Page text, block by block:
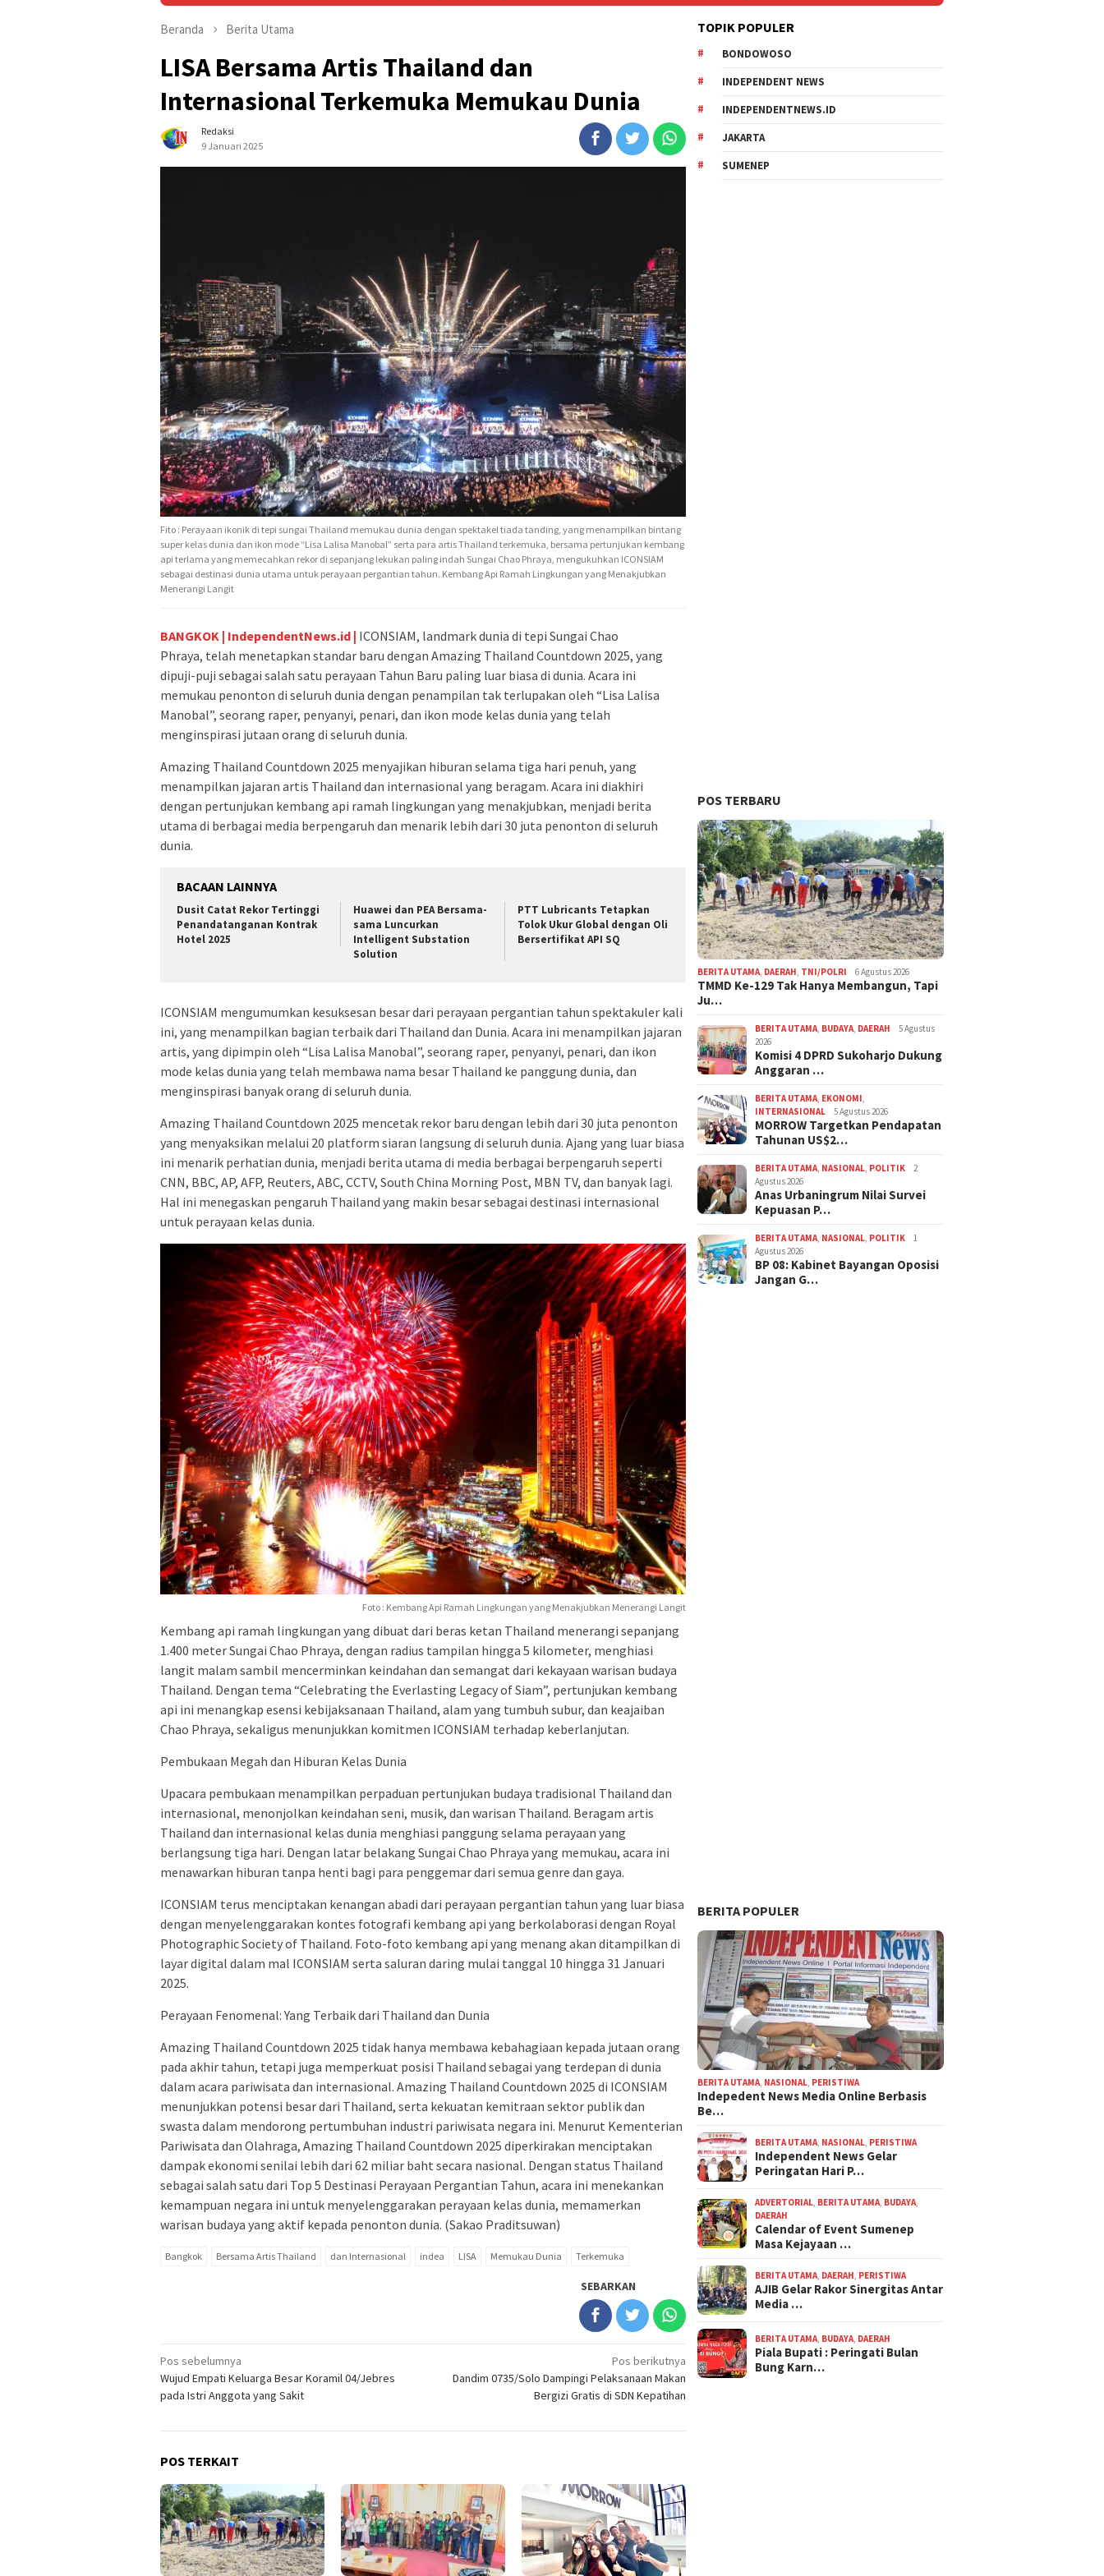
Beranda Berita Utama
LISA Bersama Artis Thailand dan
Internasional Terkemuka Memukau Dunia
Redaksi
9 Januari 2025
Fito : Perayaan ikonik di tepi sungai Thailand memukau dunia dengan spektakel tiada tanding, yang menampilkan bintang
super kelas dunia dan ikon mode “Lisa Lalisa Manobal” serta para artis Thailand terkemuka, bersama pertunjukan kembang
api terlama yang memecahkan rekor di sepanjang lekukan paling indah Sungai Chao Phraya, mengukuhkan ICONSIAM
sebagai destinasi dunia utama untuk perayaan pergantian tahun. Kembang Api Ramah Lingkungan yang Menakjubkan
Menerangi Langit
BANGKOK | IndependentNews.id | ICONSIAM, landmark dunia di tepi Sungai Chao
Phraya, telah menetapkan standar baru dengan Amazing Thailand Countdown 2025, yang
dipuji-puji sebagai salah satu perayaan Tahun Baru paling luar biasa di dunia. Acara ini
memukau penonton di seluruh dunia dengan penampilan tak terlupakan oleh “Lisa Lalisa
Manobal”, seorang raper, penyanyi, penari, dan ikon mode kelas dunia yang telah
menginspirasi jutaan orang di seluruh dunia.
Amazing Thailand Countdown 2025 menyajikan hiburan selama tiga hari penuh, yang
menampilkan jajaran artis Thailand dan internasional yang beragam. Acara ini diakhiri
dengan pertunjukan kembang api ramah lingkungan yang menakjubkan, menjadi berita
utama di berbagai media berpengaruh dan menarik lebih dari 30 juta penonton di seluruh
dunia.
BACAAN LAINNYA
Dusit Catat Rekor Tertinggi
Penandatanganan Kontrak
Hotel 2025
Huawei dan PEA Bersama-
sama Luncurkan
Intelligent Substation
Solution
PTT Lubricants Tetapkan
Tolok Ukur Global dengan Oli
Bersertifikat API SQ
ICONSIAM mengumumkan kesuksesan besar dari perayaan pergantian tahun spektakuler kali
ini, yang menampilkan bagian terbaik dari Thailand dan Dunia. Acara ini menampilkan jajaran
artis, yang dipimpin oleh “Lisa Lalisa Manobal”, seorang raper, penyanyi, penari, dan ikon
mode kelas dunia yang telah membawa nama besar Thailand ke panggung dunia, dan
menginspirasi banyak orang di seluruh dunia.
Amazing Thailand Countdown 2025 mencetak rekor baru dengan lebih dari 30 juta penonton
yang menyaksikan melalui 20 platform siaran langsung di seluruh dunia. Ajang yang luar biasa
ini menarik perhatian dunia, menjadi berita utama di media berbagai berpengaruh seperti
CNN, BBC, AP, AFP, Reuters, ABC, CCTV, South China Morning Post, MBN TV, dan banyak lagi.
Hal ini menegaskan pengaruh Thailand yang makin besar sebagai destinasi internasional
untuk perayaan kelas dunia.
Foto : Kembang Api Ramah Lingkungan yang Menakjubkan Menerangi Langit
Kembang api ramah lingkungan yang dibuat dari beras ketan Thailand menerangi sepanjang
1.400 meter Sungai Chao Phraya, dengan radius tampilan hingga 5 kilometer, menghiasi
langit malam sambil mencerminkan keindahan dan semangat dari kekayaan warisan budaya
Thailand. Dengan tema “Celebrating the Everlasting Legacy of Siam”, pertunjukan kembang
api ini menangkap esensi kebijaksanaan Thailand, alam yang tumbuh subur, dan keajaiban
Chao Phraya, sekaligus menunjukkan komitmen ICONSIAM terhadap keberlanjutan.
Pembukaan Megah dan Hiburan Kelas Dunia
Upacara pembukaan menampilkan perpaduan pertunjukan budaya tradisional Thailand dan
internasional, menonjolkan keindahan seni, musik, dan warisan Thailand. Beragam artis
Thailand dan internasional kelas dunia menghiasi panggung selama perayaan yang
berlangsung tiga hari. Dengan latar belakang Sungai Chao Phraya yang memukau, acara ini
menawarkan hiburan tanpa henti bagi para penggemar dari semua genre dan gaya.
ICONSIAM terus menciptakan kenangan abadi dari perayaan pergantian tahun yang luar biasa
dengan menyelenggarakan kontes fotografi kembang api yang berkolaborasi dengan Royal
Photographic Society of Thailand. Foto-foto kembang api yang menang akan ditampilkan di
layar digital dalam mal ICONSIAM serta saluran daring mulai tanggal 10 hingga 31 Januari
2025.
Perayaan Fenomenal: Yang Terbaik dari Thailand dan Dunia
Amazing Thailand Countdown 2025 tidak hanya membawa kebahagiaan kepada jutaan orang
pada akhir tahun, tetapi juga memperkuat posisi Thailand sebagai yang terdepan di dunia
dalam acara pariwisata dan internasional. Amazing Thailand Countdown 2025 di ICONSIAM
menunjukkan potensi besar dari Thailand, serta kekuatan kemitraan sektor publik dan
swasta dalam mendorong pertumbuhan industri pariwisata negara ini. Menurut Kementerian
Pariwisata dan Olahraga, Amazing Thailand Countdown 2025 diperkirakan menciptakan
dampak ekonomi senilai lebih dari 62 miliar baht secara nasional. Dengan status Thailand
sebagai salah satu dari Top 5 Destinasi Perayaan Pergantian Tahun, acara ini menekankan
kemampuan negara ini untuk menyelenggarakan perayaan kelas dunia, memamerkan
warisan budaya yang aktif kepada penonton dunia. (Sakao Praditsuwan)
Bangkok Bersama Artis Thailand dan Internasional indea LISA Memukau Dunia Terkemuka
SEBARKAN
Navigasi
pos
Pos sebelumnya
Wujud Empati Keluarga Besar Koramil 04/Jebres
pada Istri Anggota yang Sakit
Pos berikutnya
Dandim 0735/Solo Dampingi Pelaksanaan Makan
Bergizi Gratis di SDN Kepatihan
POS TERKAIT
TOPIK POPULER
BONDOWOSO
INDEPENDENT NEWS
INDEPENDENTNEWS.ID
JAKARTA
SUMENEP
POS TERBARU
BERITA UTAMA DAERAH TNI/POLRI 6 Agustus 2026
TMMD Ke-129 Tak Hanya Membangun, Tapi
Ju…
BERITA UTAMA BUDAYA DAERAH
5 Agustus
2026
Komisi 4 DPRD Sukoharjo Dukung
Anggaran …
BERITA UTAMA EKONOMI
INTERNASIONAL
5 Agustus 2026
MORROW Targetkan Pendapatan
Tahunan US$2…
BERITA UTAMA NASIONAL POLITIK
2
Agustus 2026
Anas Urbaningrum Nilai Survei
Kepuasan P…
BERITA UTAMA NASIONAL POLITIK
1
Agustus 2026
BP 08: Kabinet Bayangan Oposisi
Jangan G…
BERITA POPULER
BERITA UTAMA NASIONAL PERISTIWA
Indepedent News Media Online Berbasis
Be…
BERITA UTAMA NASIONAL PERISTIWA
Independent News Gelar
Peringatan Hari P…
ADVERTORIAL BERITA UTAMA BUDAYA
DAERAH
Calendar of Event Sumenep
Masa Kejayaan …
BERITA UTAMA DAERAH PERISTIWA
AJIB Gelar Rakor Sinergitas Antar
Media …
BERITA UTAMA BUDAYA DAERAH
Piala Bupati : Peringati Bulan
Bung Karn…